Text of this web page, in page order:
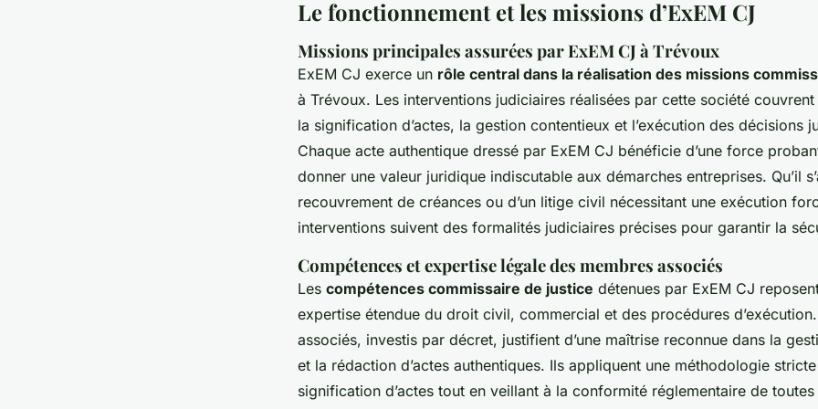
Le fonctionnement et les missions d’ExEM CJ
Missions principales assurées par ExEM CJ à Trévoux
ExEM CJ exerce un rôle central dans la réalisation des missions
à Trévoux. Les interventions judiciaires réalisées par cette société
la signification d’actes, la gestion contentieux et l’exécution des décisions
Chaque acte authentique dressé par ExEM CJ bénéficie d’une force
donner une valeur juridique indiscutable aux démarches entreprises. Qu’il
recouvrement de créances ou d’un litige civil nécessitant une exécution
interventions suivent des formalités judiciaires précises pour garantir la
Compétences et expertise légale des membres associés
Les compétences commissaire de justice détenues par ExEM CJ
expertise étendue du droit civil, commercial et des procédures
associés, investis par décret, justifient d’une maîtrise reconnue dans la
et la rédaction d’actes authentiques. Ils appliquent une méthodologie
signification d’actes tout en veillant à la conformité réglementaire de toutes